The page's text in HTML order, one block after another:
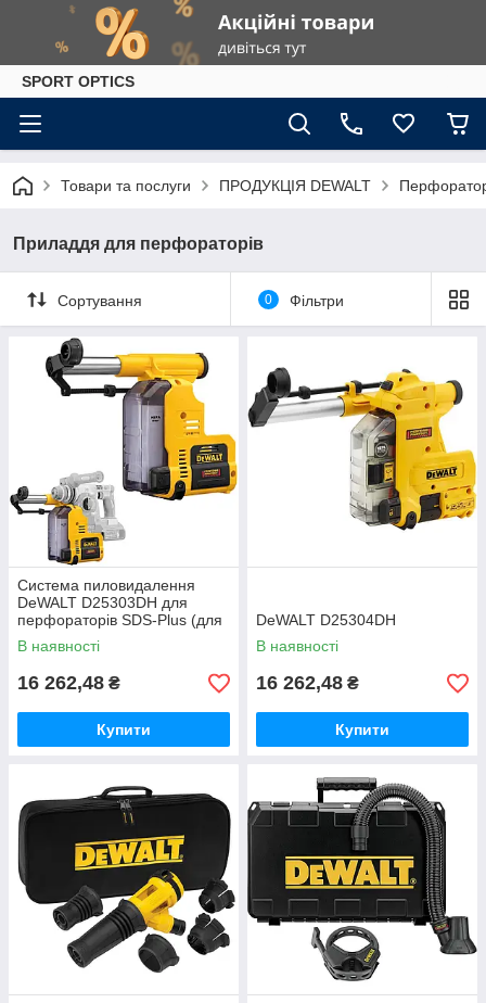
SPORT OPTICS
Товари та послуги ПРОДУКЦІЯ DEWALT
Приладдя для перфораторів
Сортування 0 Фільтри
Система пиловидалення
DeWALT D25303DH для
перфораторів SDS-Plus (для
DCH273 і DCH274, DCH253 і
DCH254 (тип 2).
В наявності
16 262,48 ₴
Купити
DeWALT D25304DH
В наявності
16 262,48 ₴
Купити